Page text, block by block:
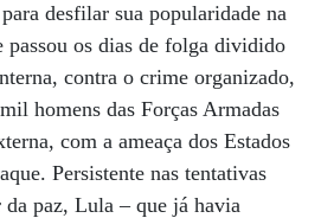
desfilar sua popularidade na
passou os dias de folga dividido
contra o crime organizado,
homens das Forças Armadas
com a ameaça dos Estados
Persistente nas tentativas
paz, Lula – que já havia